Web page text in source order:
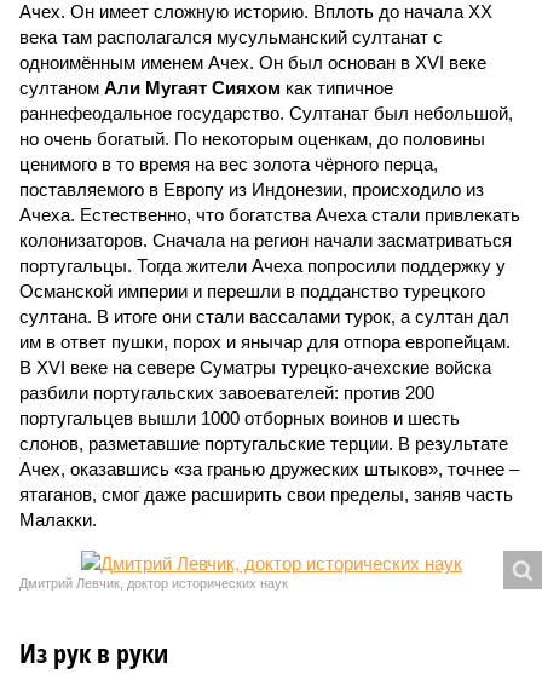
Ачех. Он имеет сложную историю. Вплоть до начала XX
века там располагался мусульманский султанат с
одноимённым именем Ачех. Он был основан в XVI веке
султаном Али Мугаят Сияхом как типичное
раннефеодальное государство. Султанат был небольшой,
но очень богатый. По некоторым оценкам, до половины
ценимого в то время на вес золота чёрного перца,
поставляемого в Европу из Индонезии, происходило из
Ачеха. Естественно, что богатства Ачеха стали привлекать
колонизаторов. Сначала на регион начали засматриваться
португальцы. Тогда жители Ачеха попросили поддержку у
Османской империи и перешли в подданство турецкого
султана. В итоге они стали вассалами турок, а султан дал
им в ответ пушки, порох и янычар для отпора европейцам.
В XVI веке на севере Суматры турецко-ачехские войска
разбили португальских завоевателей: против 200
португальцев вышли 1000 отборных воинов и шесть
слонов, разметавшие португальские терции. В результате
Ачех, оказавшись «за гранью дружеских штыков», точнее –
ятаганов, смог даже расширить свои пределы, заняв часть
Малакки.
Дмитрий Левчик, доктор исторических наук
Из рук в руки